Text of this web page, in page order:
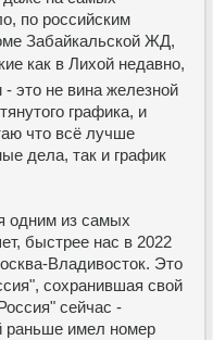
по российским
Забайкальской ЖД,
как в Лихой недавно,
это не вина железной
графика, и
что всё лучше
дела, так и график
одним из самых
быстрее нас в 2022
Владивосток. Это
сохранившая свой
сейчас -
раньше имел номер